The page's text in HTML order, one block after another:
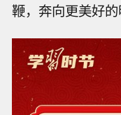
鞭，奔向更美好的